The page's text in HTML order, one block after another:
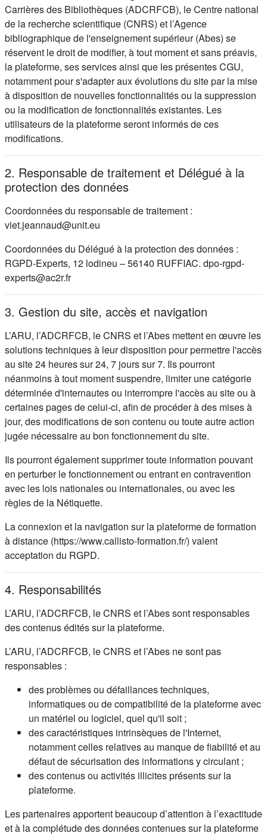
Carrières des Bibliothèques (ADCRFCB), le Centre national
de la recherche scientifique (CNRS) et l’Agence
bibliographique de l'enseignement supérieur (Abes) se
réservent le droit de modifier, à tout moment et sans préavis,
la plateforme, ses services ainsi que les présentes CGU,
notamment pour s'adapter aux évolutions du site par la mise
à disposition de nouvelles fonctionnalités ou la suppression
ou la modification de fonctionnalités existantes. Les
utilisateurs de la plateforme seront informés de ces
modifications.
2. Responsable de traitement et Délégué à la
protection des données
Coordonnées du responsable de traitement :
viet.jeannaud@unit.eu
Coordonnées du Délégué à la protection des données :
RGPD-Experts, 12 lodineu – 56140 RUFFIAC. dpo-rgpd-
experts@ac2r.fr
3. Gestion du site, accès et navigation
L’ARU, l’ADCRFCB, le CNRS et l’Abes mettent en œuvre les
solutions techniques à leur disposition pour permettre l'accès
au site 24 heures sur 24, 7 jours sur 7. Ils pourront
néanmoins à tout moment suspendre, limiter une catégorie
déterminée d'internautes ou interrompre l'accès au site ou à
certaines pages de celui-ci, afin de procéder à des mises à
jour, des modifications de son contenu ou toute autre action
jugée nécessaire au bon fonctionnement du site.
Ils pourront également supprimer toute information pouvant
en perturber le fonctionnement ou entrant en contravention
avec les lois nationales ou internationales, ou avec les
règles de la Nétiquette.
La connexion et la navigation sur la plateforme de formation
à distance (https://www.callisto-formation.fr/) valent
acceptation du RGPD.
4. Responsabilités
L’ARU, l’ADCRFCB, le CNRS et l’Abes sont responsables
des contenus édités sur la plateforme.
L’ARU, l’ADCRFCB, le CNRS et l’Abes ne sont pas
responsables :
des problèmes ou défaillances techniques,
informatiques ou de compatibilité de la plateforme avec
un matériel ou logiciel, quel qu'il soit ;
des caractéristiques intrinsèques de l'Internet,
notamment celles relatives au manque de fiabilité et au
défaut de sécurisation des informations y circulant ;
des contenus ou activités illicites présents sur la
plateforme.
Les partenaires apportent beaucoup d’attention à l’exactitude
et à la complétude des données contenues sur la plateforme